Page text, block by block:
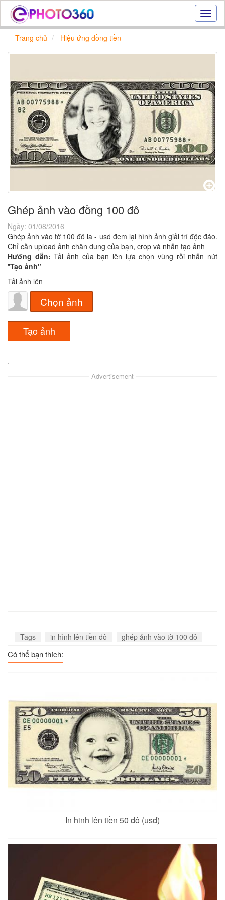
Hiệu
ứng
|
đẹp
trực
tuyến,
tạo
ảnh
online
Trang chủ Hiệu ứng đồng tiền
Ghép ảnh vào đồng 100 đô
Ngày: 01/08/2016
Ghép ảnh vào tờ 100 đô la - usd đem lại hình ảnh giải trí độc đáo.
Chỉ cần upload ảnh chân dung của bạn, crop và nhấn tạo ảnh
Hướng dẫn: Tải ảnh của bạn lên lựa chọn vùng rồi nhấn nút
"Tạo ảnh"
Tải ảnh lên
Chọn ảnh
.
Advertisement
Tags in hình lên tiền đô ghép ảnh vào tờ 100 đô
Có thể bạn thích:
In hinh lên tiền 50 đô (usd)